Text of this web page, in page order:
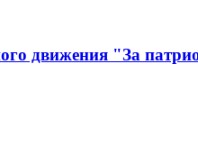
движения "За